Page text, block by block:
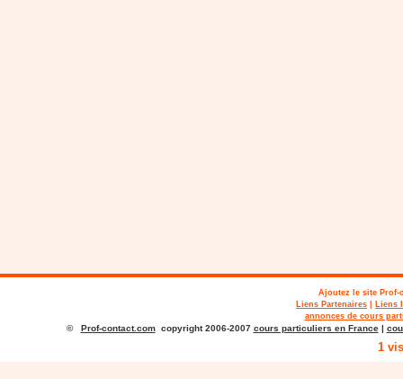
Ajoutez le site Prof-
Liens Partenaires | Liens
annonces de cours
© Prof-contact.comcopyright 2006-2007 cours particuliers en France|
1